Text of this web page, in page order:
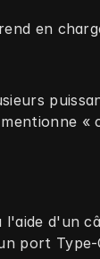
en
«
l'aide d'un
port